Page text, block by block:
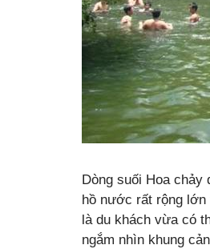
Dòng suối Hoa chảy
hồ nước rất rộng
là du khách vừa có
ngắm nhìn khung